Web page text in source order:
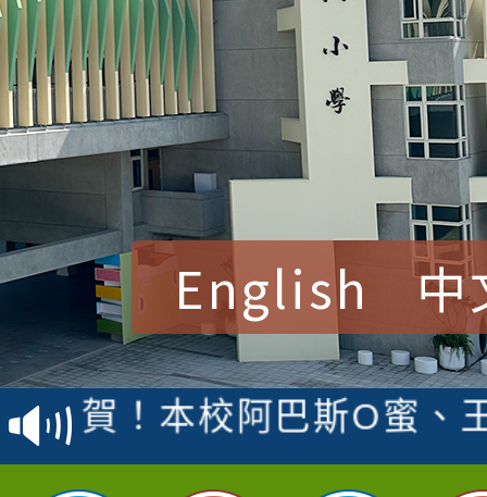
English 中
賀！本校參加桃園市中
賽 洪綺君教師榮獲社
名
賀！本校阿巴斯O蜜、
倩參加桃園市科展 國
賀！本校四年二班張O